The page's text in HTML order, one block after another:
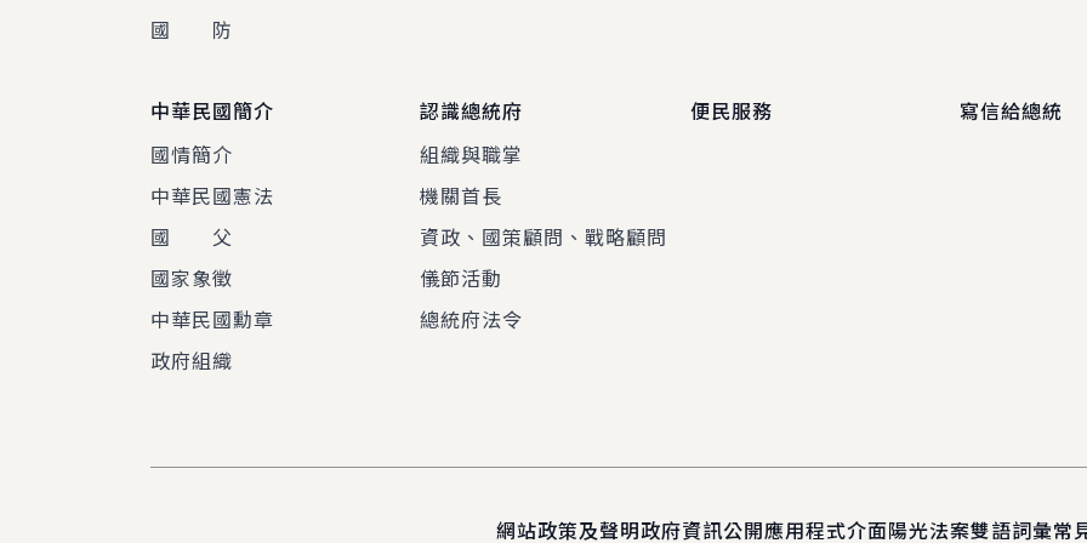
國 防
中華民國簡介
國情簡介
中華民國憲法
國 父
國家象徵
中華民國勳章
政府組織
認識總統府
組織與職掌
機關首長
資政、國策顧問、戰略顧問
儀節活動
總統府法令
便民服務 寫信給總統
網站政策及聲明政府資訊公開應用程式介面陽光法案雙語詞彙常